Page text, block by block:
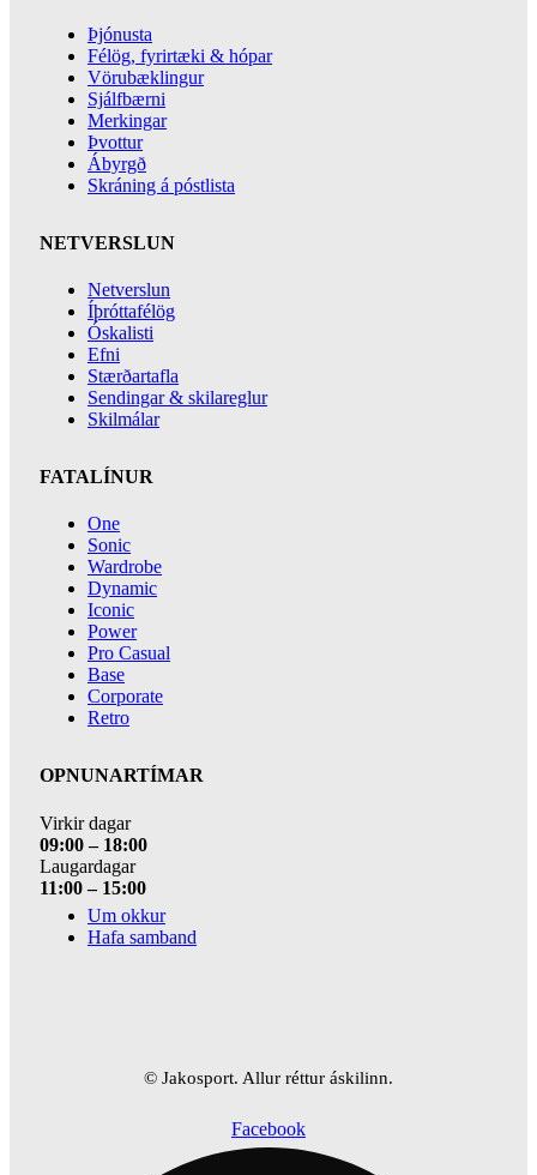
Þjónusta
Félög, fyrirtæki & hópar
Vörubæklingur
Sjálfbærni
Merkingar
Þvottur
Ábyrgð
Skráning á póstlista
NETVERSLUN
Netverslun
Íþróttafélög
Óskalisti
Efni
Stærðartafla
Sendingar & skilareglur
Skilmálar
FATALÍNUR
One
Sonic
Wardrobe
Dynamic
Iconic
Power
Pro Casual
Base
Corporate
Retro
OPNUNARTÍMAR
Virkir dagar
09:00 – 18:00
Laugardagar
11:00 – 15:00
Um okkur
Hafa samband
© Jakosport. Allur réttur áskilinn.
Facebook